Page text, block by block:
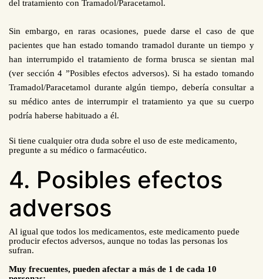
del tratamiento con Tramadol/Paracetamol.
Sin embargo, en raras ocasiones, puede darse el caso de que
pacientes que han estado tomando tramadol durante un tiempo y
han interrumpido el tratamiento de forma brusca se sientan mal
(ver sección 4 ”Posibles efectos adversos). Si ha estado tomando
Tramadol/Paracetamol durante algún tiempo, debería consultar a
su médico antes de interrumpir el tratamiento ya que su cuerpo
podría haberse habituado a él.
Si tiene cualquier otra duda sobre el uso de este medicamento,
pregunte a su médico o farmacéutico.
4. Posibles efectos
adversos
Al igual que todos los medicamentos, este medicamento puede
producir efectos adversos, aunque no todas las personas los
sufran.
Muy frecuentes, pueden afectar a más de 1 de cada 10